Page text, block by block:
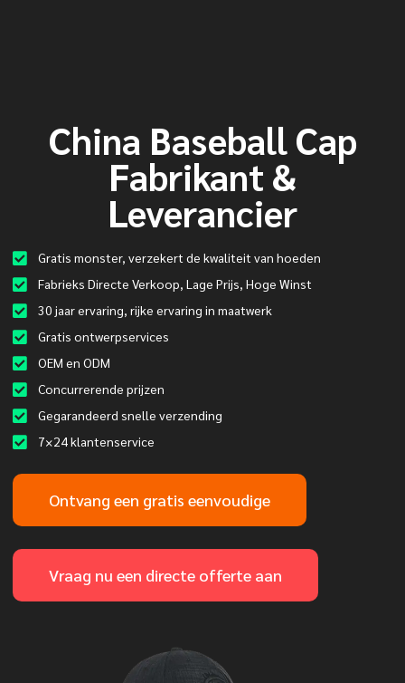
China Baseball Cap
Fabrikant &
Leverancier
Gratis monster, verzekert de kwaliteit van hoeden
Fabrieks Directe Verkoop, Lage Prijs, Hoge Winst
30 jaar ervaring, rijke ervaring in maatwerk
Gratis ontwerpservices
OEM en ODM
Concurrerende prijzen
Gegarandeerd snelle verzending
7×24 klantenservice
Ontvang een gratis eenvoudige
Vraag nu een directe offerte aan